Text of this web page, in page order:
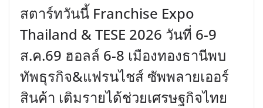
สตาร์ทวันนี้ Franchise Expo
Thailand & TESE 2026 วันที่ 6-9
ส.ค.69 ฮอลล์ 6-8 เมืองทองธานีพบ
ทัพธุรกิจ&แฟรนไชส์ ซัพพลายเออร์
สินค้า เติมรายได้ช่วยเศรษฐกิจไทย